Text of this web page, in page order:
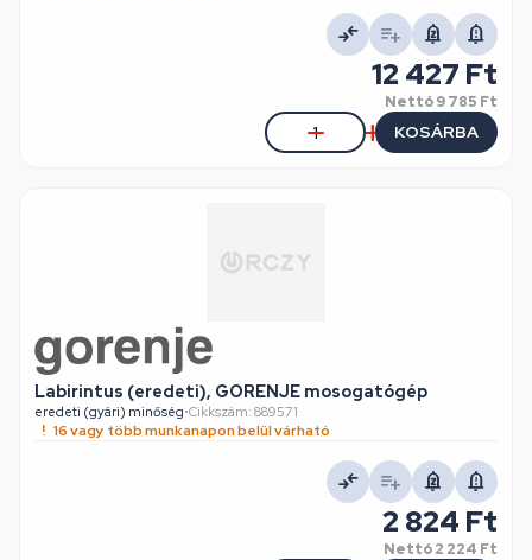
12 427 Ft
Nettó9 785 Ft
KOSÁRBA
Labirintus (eredeti), GORENJE mosogatógép
eredeti (gyári) minőség•Cikkszám: 889571
16 vagy több munkanapon belül várható
2 824 Ft
Nettó2 224 Ft